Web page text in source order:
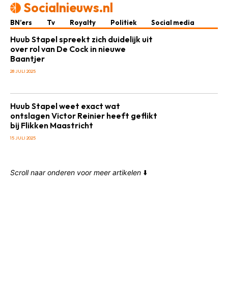
Socialnieuws.nl
BN’ers Tv Royalty Politiek Social media
Huub Stapel spreekt zich duidelijk uit
over rol van De Cock in nieuwe
Baantjer
28 JULI 2025
Huub Stapel weet exact wat
ontslagen Victor Reinier heeft geflikt
bij Flikken Maastricht
15 JULI 2025
Scroll naar onderen voor meer artikelen ⬇️